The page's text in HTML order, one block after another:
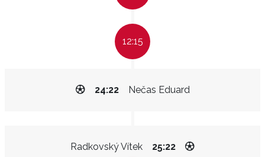
12:15
Nečas Eduard
24:22
Radkovský Vítek 25:22